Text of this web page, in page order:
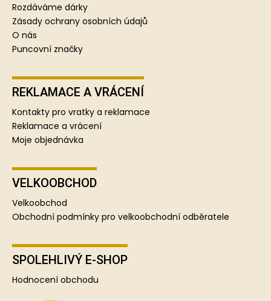
Rozdáváme dárky
Zásady ochrany osobních údajů
O nás
Puncovní značky
REKLAMACE A VRÁCENÍ
Kontakty pro vratky a reklamace
Reklamace a vrácení
Moje objednávka
VELKOOBCHOD
Velkoobchod
Obchodní podmínky pro velkoobchodní odběratele
SPOLEHLIVÝ E-SHOP
Hodnocení obchodu